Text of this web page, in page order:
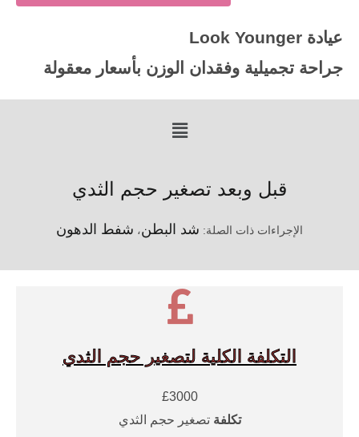
عيادة Look Younger
جراحة تجميلية وفقدان الوزن بأسعار معقولة
Menu
قبل وبعد تصغير حجم الثدي
الإجراءات ذات الصلة: شد البطن، شفط الدهون
التكلفة الكلية لتصغير حجم الثدي
£3000
تكلفة تصغير حجم الثدي